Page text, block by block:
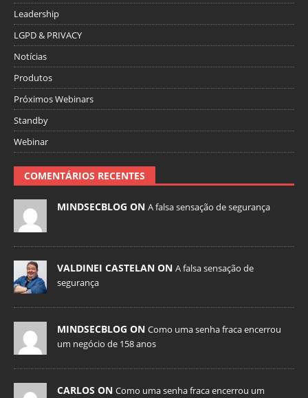
Leadership
LGPD & PRIVACY
Notícias
Produtos
Próximos Webinars
Standby
Webinar
COMENTÁRIOS RECENTES
MINDSECBLOG ON A falsa sensação de segurança
VALDINEI CASTELAN ON A falsa sensação de
segurança
MINDSECBLOG ON Como uma senha fraca encerrou
um negócio de 158 anos
CARLOS ON Como uma senha fraca encerrou um